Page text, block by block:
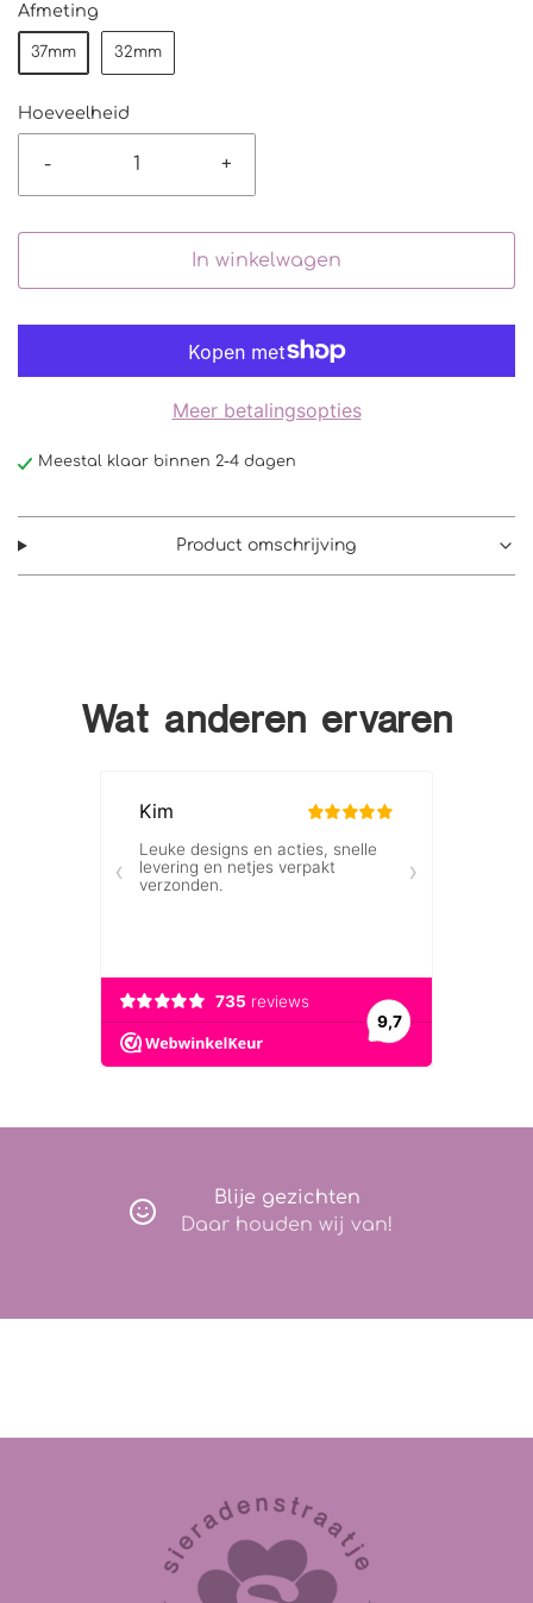
Afmeting
37mm 32mm
Hoeveelheid
- +
In winkelwagen
Meer betalingsopties
Meestal klaar binnen 2-4 dagen
Product omschrijving
Wat anderen ervaren
Blije gezichten
Daar houden wij van!